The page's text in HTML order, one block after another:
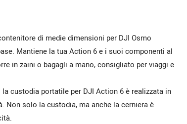
di medie dimensioni per DJI Osmo
Mantiene la tua Action 6 e i suoi componenti al
in zaini o bagagli a mano, consigliato per viaggi e
custodia portatile per DJI Action 6 è realizzata in
Non solo la custodia, ma anche la cerniera è